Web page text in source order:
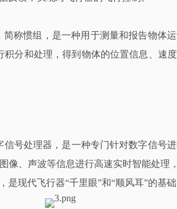
简称惯组，是一种用于测量和报告物
分和处理，得到物体的位置信息、速
信号处理器，是一种专门针对数字信
、声波等信息进行高速实时智能处
现代飞行器“千里眼”和“顺风耳”的基